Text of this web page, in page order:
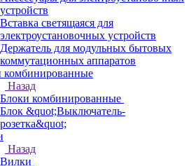
устройств
Вставка светящаяся для
электроустановочных устройств
Держатель для модульных бытовых
коммутационных аппаратов
комбинированные
Назад
Блоки комбинированные
Блок &quot;Выключатель-
розетка&quot;
Назад
Вилки